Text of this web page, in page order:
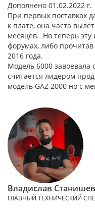
Дополнено 01.02.2022 г.
При первых поставках
к плате, она часта
месяцев. Но теперь
форумах, либо
2016 года.
Модель 6000 завоевала
считается лидером
модель GAZ 2000 но с
Владислав
ГЛАВНЫЙ ТЕХНИЧЕСКИЙ